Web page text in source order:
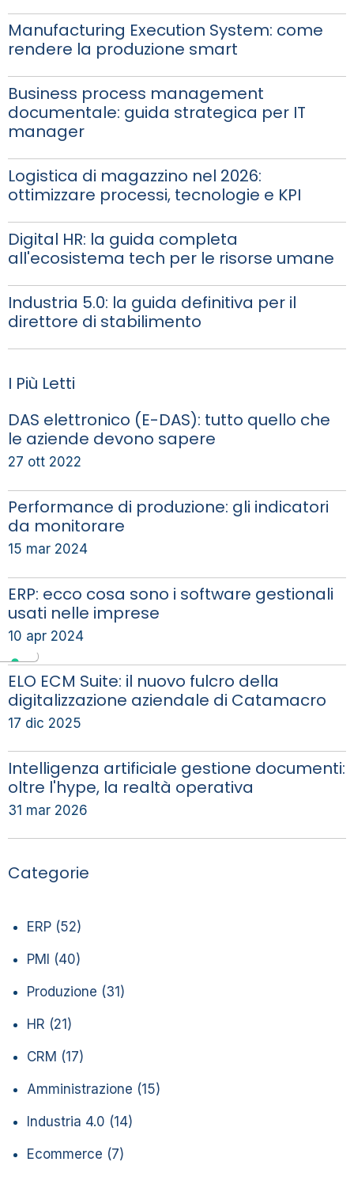
Manufacturing Execution System: come
rendere la produzione smart
Business process management
documentale: guida strategica per IT
manager
Logistica di magazzino nel 2026:
ottimizzare processi, tecnologie e KPI
Digital HR: la guida completa
all'ecosistema tech per le risorse umane
Industria 5.0: la guida definitiva per il
direttore di stabilimento
I Più Letti
DAS elettronico (E-DAS): tutto quello che
le aziende devono sapere
27 ott 2022
Performance di produzione: gli indicatori
da monitorare
15 mar 2024
ERP: ecco cosa sono i software gestionali
usati nelle imprese
10 apr 2024
ELO ECM Suite: il nuovo fulcro della
digitalizzazione aziendale di Catamacro
17 dic 2025
Intelligenza artificiale gestione documenti:
oltre l'hype, la realtà operativa
31 mar 2026
Categorie
ERP (52)
PMI (40)
Produzione (31)
HR (21)
CRM (17)
Amministrazione (15)
Industria 4.0 (14)
Ecommerce (7)